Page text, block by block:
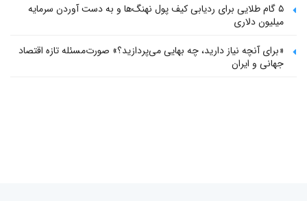
۵ گام طلایی برای ردیابی کیف پول‌ نهنگ‌ها و به دست آوردن سرمایه
میلیون دلاری
«برای آنچه نیاز دارید، چه بهایی می‌پردازید؟» صورت‌مسئله تازه اقتصاد
جهانی و ایران